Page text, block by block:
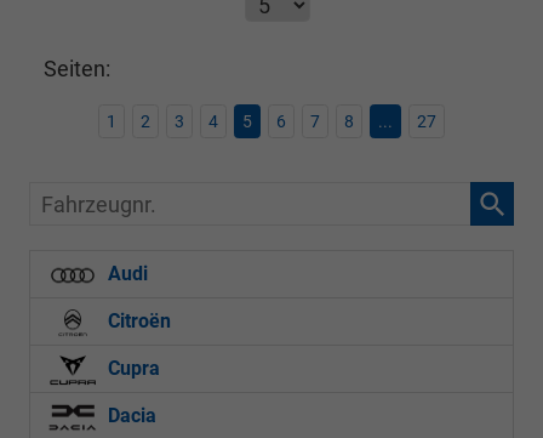
Seiten:
1 2 3 4 5 6 7 8 ... 27
Fahrzeugnr.
Audi
Citroën
Cupra
Dacia